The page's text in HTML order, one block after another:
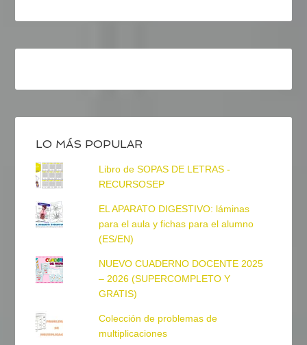
LO MÁS POPULAR
Libro de SOPAS DE LETRAS -
RECURSOSEP
EL APARATO DIGESTIVO: láminas
para el aula y fichas para el alumno
(ES/EN)
NUEVO CUADERNO DOCENTE 2025
– 2026 (SUPERCOMPLETO Y
GRATIS)
Colección de problemas de
multiplicaciones